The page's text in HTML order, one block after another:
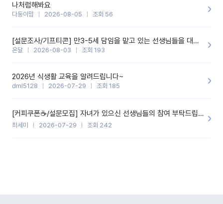
나처럼해봐요
다둥이맘 2026-08-05 조회 56
[설문조사/기프티콘] 만3-5세 담임을 맡고 있는 선생님들을 대상으로 설문조사를 합니다!
온달 2026-08-03 조회 193
2026년 식생활 교육을 알려드립니다~
dml5128 2026-07-29 조회 185
[커피쿠폰☕️/설문모집] 자녀가 있으신 선생님들의 참여 부탁드립니다!!
최세미 2026-07-29 조회 242